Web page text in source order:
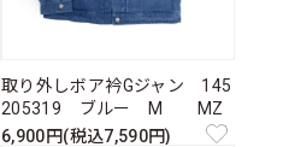
取り外しボア衿Gジャン 145
205319 ブルー M MZ
6,900円(税込7,590円)